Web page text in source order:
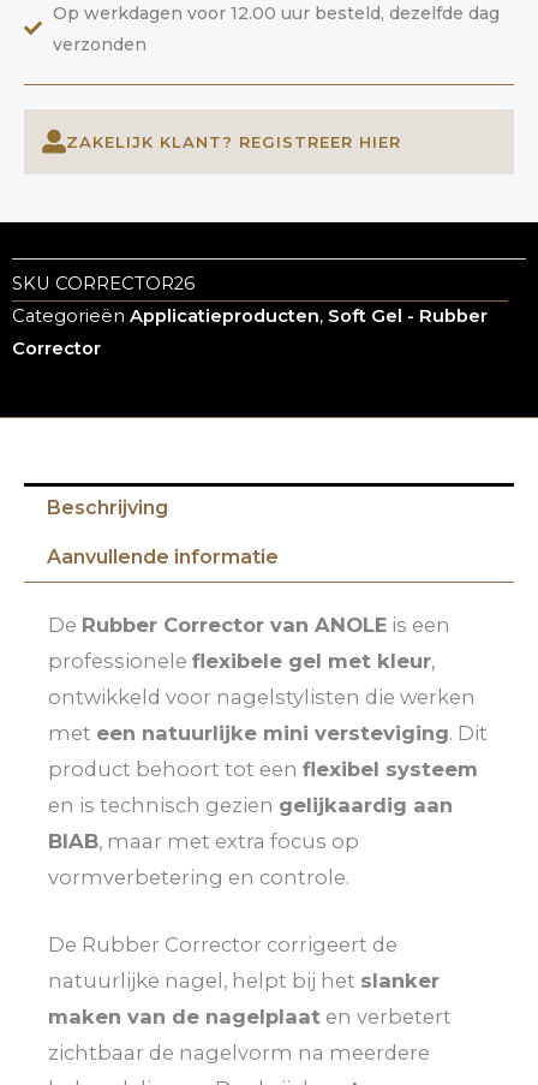
Op werkdagen voor 12.00 uur besteld, dezelfde dag
verzonden
ZAKELIJK KLANT? REGISTREER HIER
SKU CORRECTOR26
Categorieën Applicatieproducten, Soft Gel - Rubber
Corrector
Beschrijving
Aanvullende informatie
De Rubber Corrector van ANOLE is een
professionele flexibele gel met kleur,
ontwikkeld voor nagelstylisten die werken
met een natuurlijke mini versteviging. Dit
product behoort tot een flexibel systeem
en is technisch gezien gelijkaardig aan
BIAB, maar met extra focus op
vormverbetering en controle.
De Rubber Corrector corrigeert de
natuurlijke nagel, helpt bij het slanker
maken van de nagelplaat en verbetert
zichtbaar de nagelvorm na meerdere